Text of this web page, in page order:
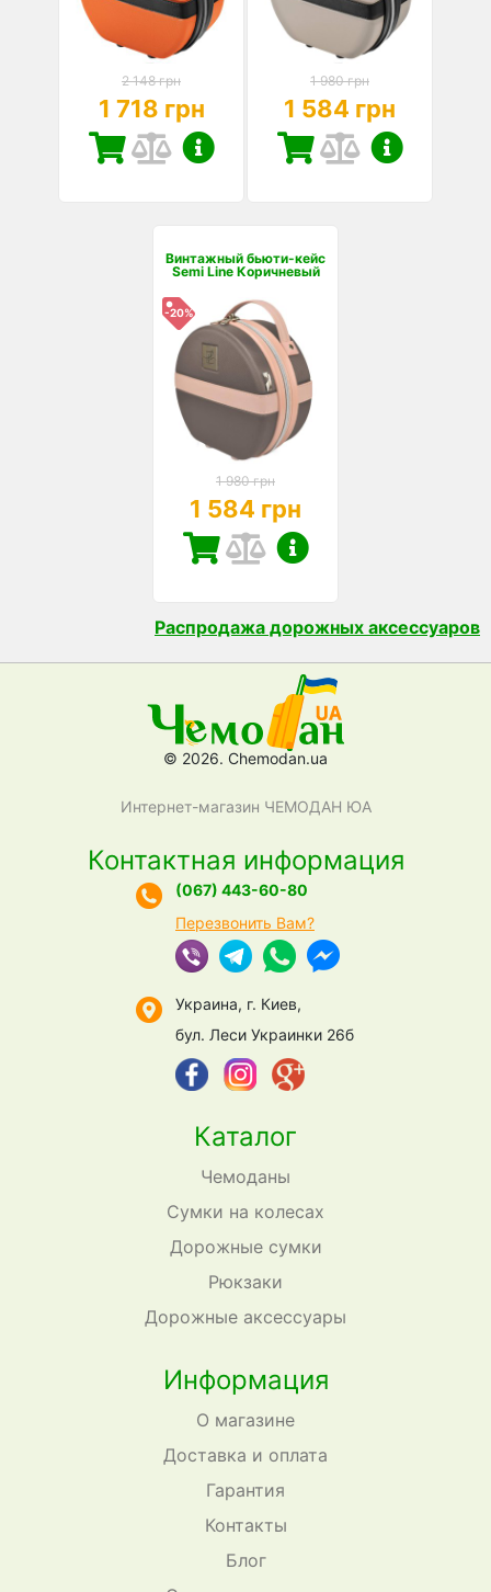
2 148 грн
1 718 грн
1 980 грн
1 584 грн
Винтажный бьюти-кейс
Semi Line Коричневый
-20%
1 980 грн
1 584 грн
Распродажа дорожных аксессуаров
© 2026. Chemodan.ua
Интернет-магазин ЧЕМОДАН ЮА
Каталог
Чемоданы
Сумки на колесах
Дорожные сумки
Рюкзаки
Дорожные аксессуары
Информация
О магазине
Доставка и оплата
Гарантия
Контакты
Блог
Контактная информация
(067) 443-60-80
Перезвонить Вам?
Украина, г. Киев,
бул. Леси Украинки 26б